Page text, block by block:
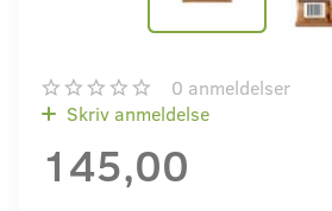
0 anmeldelser
Skriv anmeldelse
145,00